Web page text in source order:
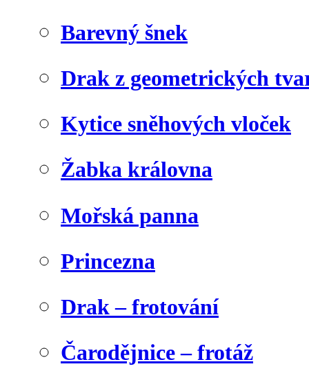
Barevný šnek
Drak z geometrických
Kytice sněhových vloček
Žabka královna
Mořská panna
Princezna
Drak – frotování
Čarodějnice – frotáž